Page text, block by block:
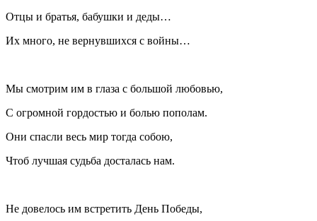
Отцы и братья, бабушки и деды…
Их много, не вернувшихся с войны…
Мы смотрим им в глаза с большой любовью,
С огромной гордостью и болью пополам.
Они спасли весь мир тогда собою,
Чтоб лучшая судьба досталась нам.
Не довелось им встретить День Победы,